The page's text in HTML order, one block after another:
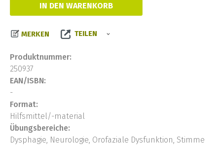
IN DEN WARENKORB
MERKEN TEILEN
Produktnummer:
250937
EAN/ISBN:
-
Format:
Hilfsmittel/-material
Übungsbereiche:
Dysphagie, Neurologie, Orofaziale Dysfunktion, Stimme